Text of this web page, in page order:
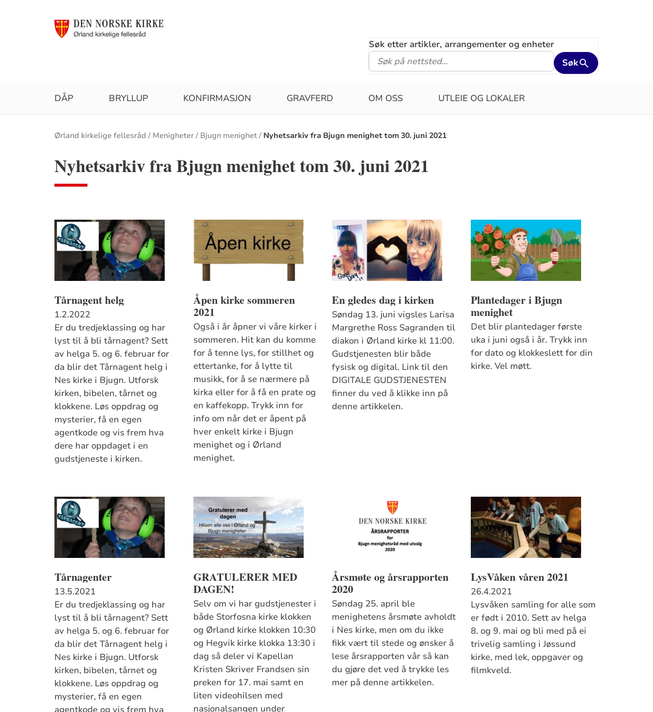
Søk etter artikler, arrangementer og enheter
Søk
DÅP BRYLLUP KONFIRMASJON GRAVFERD OM OSS UTLEIE OG LOKALER
Brødsmulesti
Ørland kirkelige fellesråd Menigheter Bjugn menighet Nyhetsarkiv fra Bjugn menighet tom 30. juni 2021
Nyhetsarkiv fra Bjugn menighet tom 30. juni 2021
Tårnagent helg
1.2.2022
Er du tredjeklassing og har
lyst til å bli tårnagent? Sett
av helga 5. og 6. februar for
da blir det Tårnagent helg i
Nes kirke i Bjugn. Utforsk
kirken, bibelen, tårnet og
klokkene. Løs oppdrag og
mysterier, få en egen
agentkode og vis frem hva
dere har oppdaget i en
gudstjeneste i kirken.
Åpen kirke sommeren
2021
Også i år åpner vi våre kirker i
sommeren. Hit kan du komme
for å tenne lys, for stillhet og
ettertanke, for å lytte til
musikk, for å se nærmere på
kirka eller for å få en prate og
en kaffekopp. Trykk inn for
info om når det er åpent på
hver enkelt kirke i Bjugn
menighet og i Ørland
menighet.
En gledes dag i kirken
Søndag 13. juni vigsles Larisa
Margrethe Ross Sagranden til
diakon i Ørland kirke kl 11:00.
Gudstjenesten blir både
fysisk og digital. Link til den
DIGITALE GUDSTJENESTEN
finner du ved å klikke inn på
denne artikkelen.
Plantedager i Bjugn
menighet
Det blir plantedager første
uka i juni også i år. Trykk inn
for dato og klokkeslett for din
kirke. Vel møtt.
Tårnagenter
13.5.2021
Er du tredjeklassing og har
lyst til å bli tårnagent? Sett
av helga 5. og 6. februar for
da blir det Tårnagent helg i
Nes kirke i Bjugn. Utforsk
kirken, bibelen, tårnet og
klokkene. Løs oppdrag og
mysterier, få en egen
agentkode og vis frem hva
GRATULERER MED
DAGEN!
Selv om vi har gudstjenester i
både Storfosna kirke klokken
og Ørland kirke klokken 10:30
og Hegvik kirke klokka 13:30 i
dag så deler vi Kapellan
Kristen Skriver Frandsen sin
preken for 17. mai samt en
liten videohilsen med
nasjonalsangen under
Årsmøte og årsrapporten
2020
Søndag 25. april ble
menighetens årsmøte avholdt
i Nes kirke, men om du ikke
fikk vært til stede og ønsker å
lese årsrapporten vår så kan
du gjøre det ved å trykke les
mer på denne artikkelen.
LysVåken våren 2021
26.4.2021
Lysvåken samling for alle som
er født i 2010. Sett av helga
8. og 9. mai og bli med på ei
trivelig samling i Jøssund
kirke, med lek, oppgaver og
filmkveld.